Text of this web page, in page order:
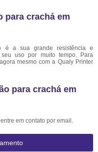
para crachá em
é a sua grande resistência e
seu uso por muito tempo. Para
mesmo com a Qualy Printer
para crachá em
em contato por email.